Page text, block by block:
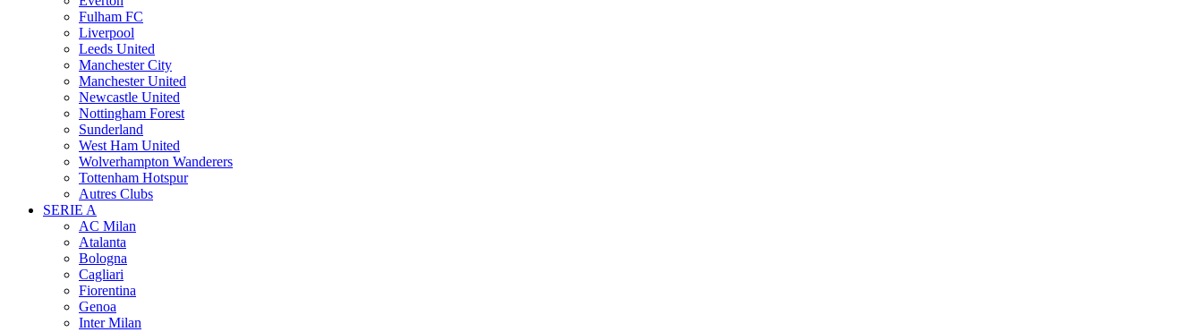
Fulham FC
Liverpool
Leeds United
Manchester City
Manchester United
Newcastle United
Nottingham Forest
Sunderland
West Ham United
Wolverhampton Wanderers
Tottenham Hotspur
Autres Clubs
SERIE A
AC Milan
Atalanta
Bologna
Cagliari
Fiorentina
Genoa
Inter Milan